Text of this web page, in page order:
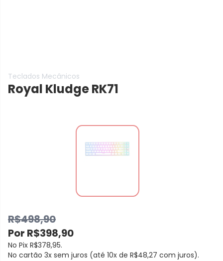
Teclados Mecânicos
Royal Kludge RK71
R$498,90
Por R$398,90
No Pix R$378,95.
No cartão 3x sem juros (até 10x de R$48,27 com juros).